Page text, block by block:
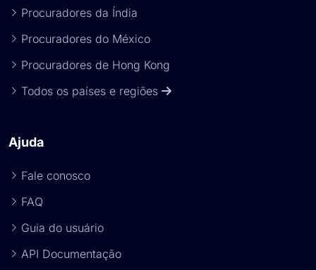
Procuradores da Índia
Procuradores do México
Procuradores de Hong Kong
Todos os países e regiões
Ajuda
Fale conosco
FAQ
Guia do usuário
API Documentação